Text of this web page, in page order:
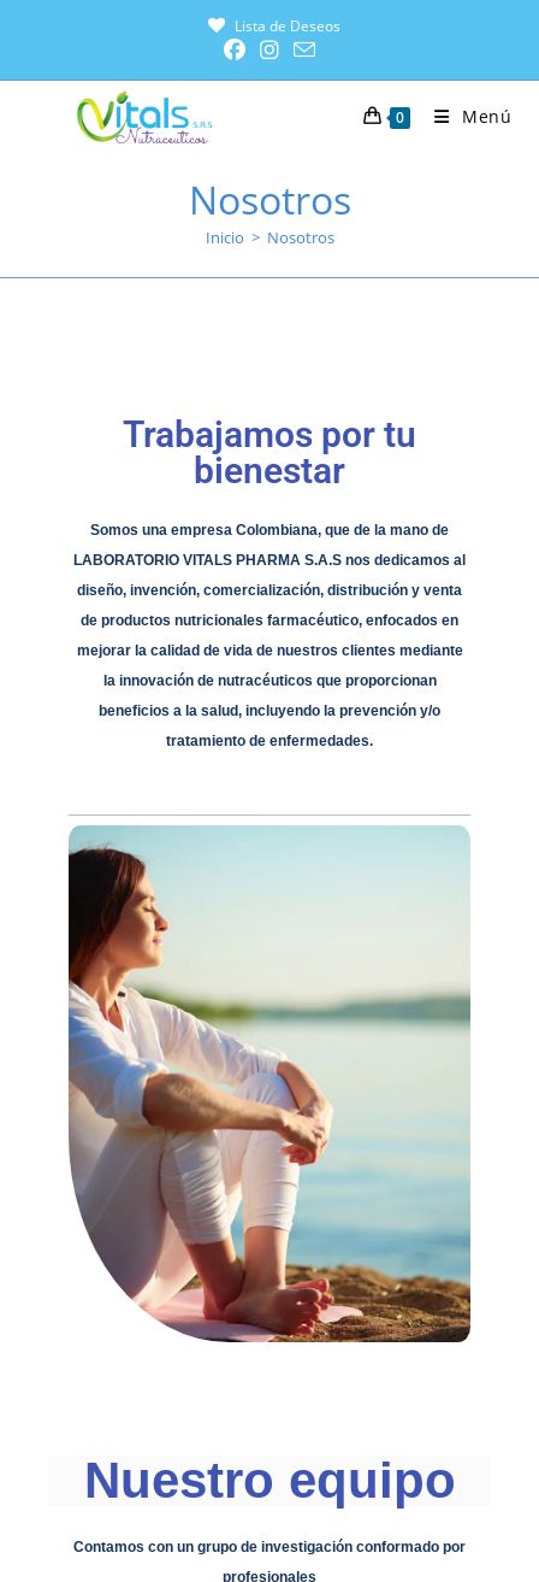
Lista de Deseos
0 Menú
Nosotros
Inicio > Nosotros
Trabajamos por tu
bienestar
Somos una empresa Colombiana, que de la mano de
LABORATORIO VITALS PHARMA S.A.S nos dedicamos al
diseño, invención, comercialización, distribución y venta
de productos nutricionales farmacéutico, enfocados en
mejorar la calidad de vida de nuestros clientes mediante
la innovación de nutracéuticos que proporcionan
beneficios a la salud, incluyendo la prevención y/o
tratamiento de enfermedades.
Nuestro equipo
Contamos con un grupo de investigación conformado por
profesionales